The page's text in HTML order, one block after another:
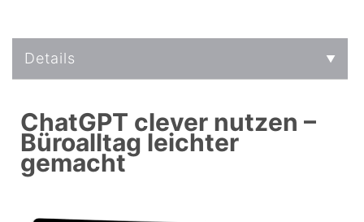
Details
ChatGPT clever nutzen –
Büroalltag leichter
gemacht